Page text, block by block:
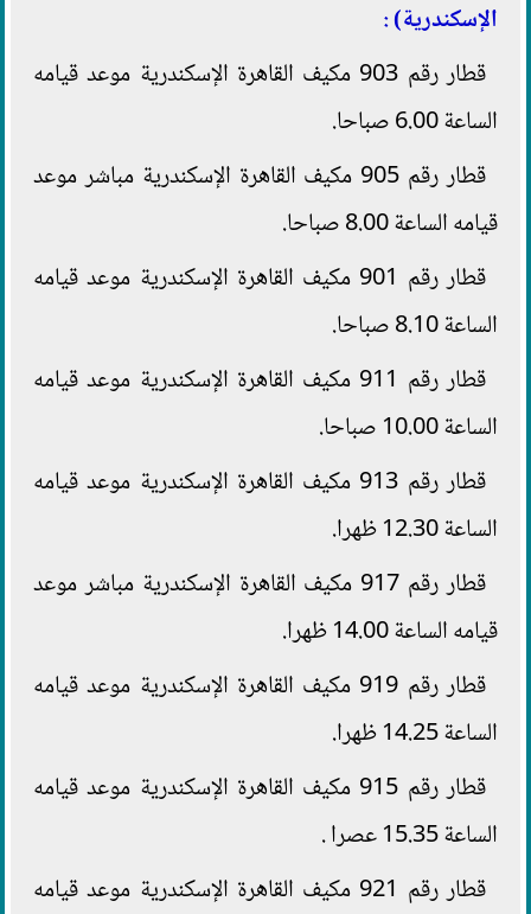
الإسكندرية) :
قطار رقم 903 مكيف القاهرة الإسكندرية موعد قيامه
الساعة 6.00 صباحا.
قطار رقم 905 مكيف القاهرة الإسكندرية مباشر موعد
قيامه الساعة 8.00 صباحا.
قطار رقم 901 مكيف القاهرة الإسكندرية موعد قيامه
الساعة 8.10 صباحا.
قطار رقم 911 مكيف القاهرة الإسكندرية موعد قيامه
الساعة 10.00 صباحا.
قطار رقم 913 مكيف القاهرة الإسكندرية موعد قيامه
الساعة 12.30 ظهرا.
قطار رقم 917 مكيف القاهرة الإسكندرية مباشر موعد
قيامه الساعة 14.00 ظهرا.
قطار رقم 919 مكيف القاهرة الإسكندرية موعد قيامه
الساعة 14.25 ظهرا.
قطار رقم 915 مكيف القاهرة الإسكندرية موعد قيامه
الساعة 15.35 عصرا .
قطار رقم 921 مكيف القاهرة الإسكندرية موعد قيامه